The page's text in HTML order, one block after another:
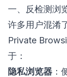
一、反检测浏
许多用户混淆
Private
于：
隐私浏览器 ：